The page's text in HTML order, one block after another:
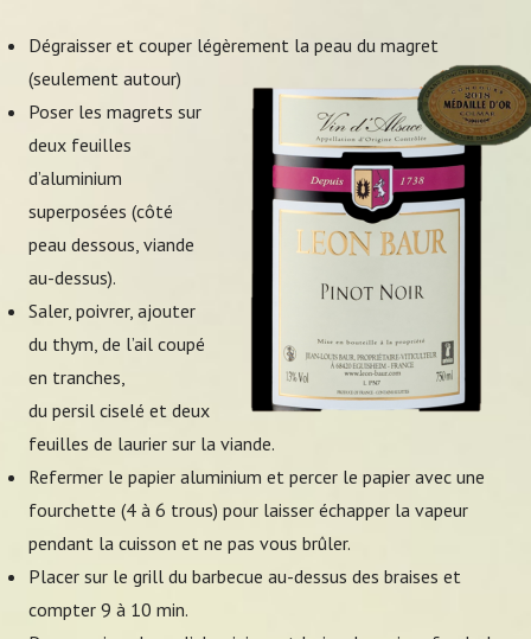
Dégraisser et couper légèrement la peau du magret
(seulement autour)
Poser les magrets sur
deux feuilles
d’aluminium
superposées (côté
peau dessous, viande
au-dessus).
Saler, poivrer, ajouter
du thym, de l’ail coupé
en tranches,
du persil ciselé et deux
feuilles de laurier sur la viande.
Refermer le papier aluminium et percer le papier avec une
fourchette (4 à 6 trous) pour laisser échapper la vapeur
pendant la cuisson et ne pas vous brûler.
Placer sur le grill du barbecue au-dessus des braises et
compter 9 à 10 min.